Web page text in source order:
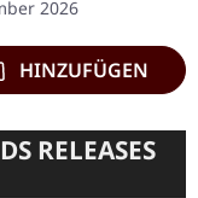
2026
HINZUFÜGEN
RELEASES